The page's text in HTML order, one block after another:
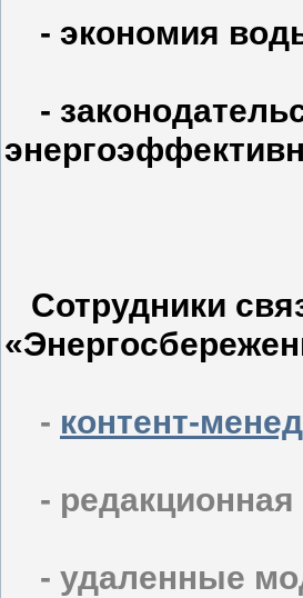
- экономия
-
Сотрудники
- контент-
-
- удаленные